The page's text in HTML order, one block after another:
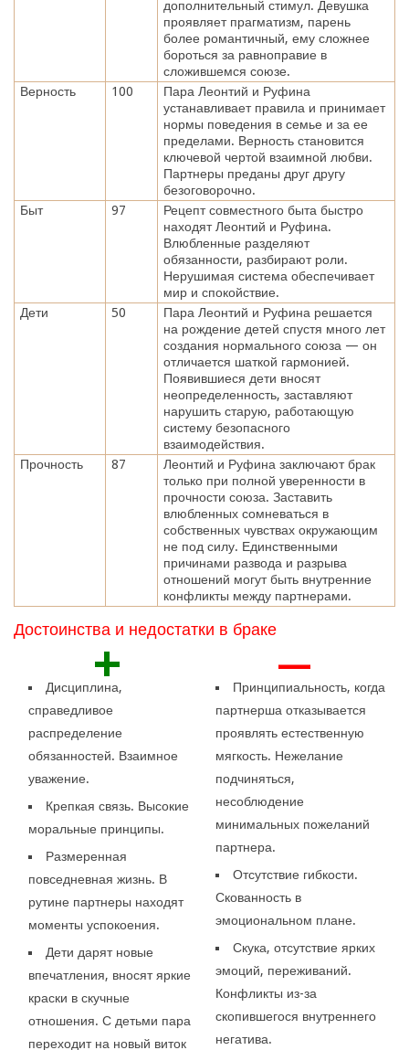
дополнительный стимул. Девушка
проявляет прагматизм, парень
более романтичный, ему сложнее
бороться за равноправие в
сложившемся союзе.
Верность
100
Пара Леонтий и Руфина
устанавливает правила и принимает
нормы поведения в семье и за ее
пределами. Верность становится
ключевой чертой взаимной любви.
Партнеры преданы друг другу
безоговорочно.
Быт
97
Рецепт совместного быта быстро
находят Леонтий и Руфина.
Влюбленные разделяют
обязанности, разбирают роли.
Нерушимая система обеспечивает
мир и спокойствие.
Дети
50
Пара Леонтий и Руфина решается
на рождение детей спустя много лет
создания нормального союза — он
отличается шаткой гармонией.
Появившиеся дети вносят
неопределенность, заставляют
нарушить старую, работающую
систему безопасного
взаимодействия.
Прочность
87
Леонтий и Руфина заключают брак
только при полной уверенности в
прочности союза. Заставить
влюбленных сомневаться в
собственных чувствах окружающим
не под силу. Единственными
причинами развода и разрыва
отношений могут быть внутренние
конфликты между партнерами.
Достоинства и недостатки в браке
+
Дисциплина,
справедливое
распределение
обязанностей. Взаимное
уважение.
Крепкая связь. Высокие
моральные принципы.
Размеренная
повседневная жизнь. В
рутине партнеры находят
моменты успокоения.
Дети дарят новые
впечатления, вносят яркие
краски в скучные
отношения. С детьми пара
переходит на новый виток
—
Принципиальность, когда
партнерша отказывается
проявлять естественную
мягкость. Нежелание
подчиняться,
несоблюдение
минимальных пожеланий
партнера.
Отсутствие гибкости.
Скованность в
эмоциональном плане.
Скука, отсутствие ярких
эмоций, переживаний.
Конфликты из-за
скопившегося внутреннего
негатива.